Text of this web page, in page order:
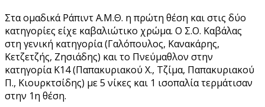
Στα ομαδικά Ράπιντ Α.Μ.Θ. η πρώτη θέση και στις δύο
κατηγορίες είχε καβαλιώτικο χρώμα. Ο Σ.Ο. Καβάλας
στη γενική κατηγορία (Γαλόπουλος, Κανακάρης,
Κετζετζής, Ζησιάδης) και το Πνεύμαθλον στην
κατηγορία Κ14 (Παπακυριακού Χ., Τζίμα, Παπακυριακού
Π., Κιουρκτσίδης) με 5 νίκες και 1 ισοπαλία τερμάτισαν
στην 1η θέση.